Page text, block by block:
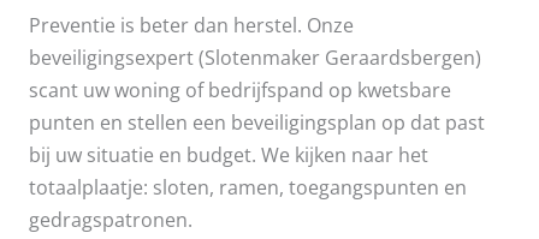
Preventie is beter dan herstel. Onze
beveiligingsexpert (Slotenmaker Geraardsbergen)
scant uw woning of bedrijfspand op kwetsbare
punten en stellen een beveiligingsplan op dat past
bij uw situatie en budget. We kijken naar het
totaalplaatje: sloten, ramen, toegangspunten en
gedragspatronen.